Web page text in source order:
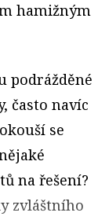
hamižným
podrážděné
často navíc
se
na řešení?
zvláštního